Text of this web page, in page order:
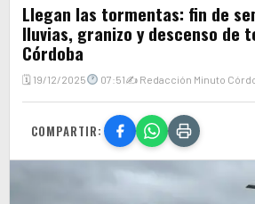
Llegan las tormentas: fin de
lluvias, granizo y descenso de
Córdoba
🗓 19/12/2025 07:51✍ Redacción Minuto
COMPARTIR: